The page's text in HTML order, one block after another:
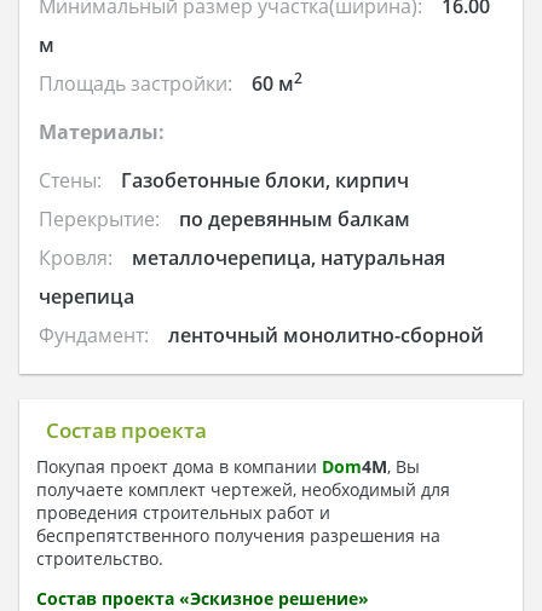
Минимальный размер участка(ширина):
16.00
м
Площадь застройки:
60 м2
Материалы:
Стены:
Газобетонные блоки, кирпич
Перекрытие:
по деревянным балкам
Кровля:
металлочерепица, натуральная
черепица
Фундамент:
ленточный монолитно-сборной
Состав проекта
Покупая проект дома в компании Dom4M, Вы
получаете комплект чертежей, необходимый для
проведения строительных работ и
беспрепятственного получения разрешения на
строительство.
Состав проекта «Эскизное решение»